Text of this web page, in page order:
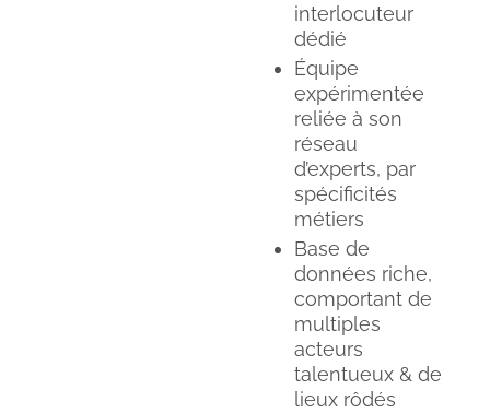
interlocuteur
dédié
Équipe
expérimentée
reliée à son
réseau
d’experts, par
spécificités
métiers
Base de
données riche,
comportant de
multiples
acteurs
talentueux & de
lieux rôdés